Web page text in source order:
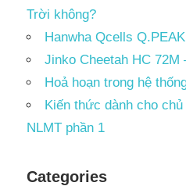
Trời không?
Hanwha Qcells
Jinko Cheetah HC 72M
Hoả hoạn trong hệ
Kiến thức dành cho
NLMT phần 1
Categories